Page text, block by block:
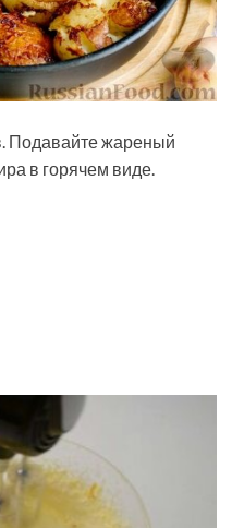
Подавайте жареный
в горячем виде.